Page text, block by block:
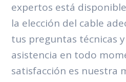
expertos está
la elección del cable
tus preguntas técnicas
asistencia en todo
satisfacción es nuestra